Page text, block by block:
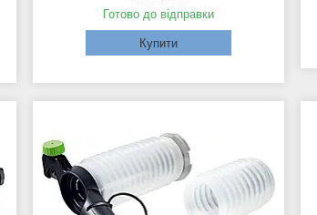
Готово до відправки
Купити